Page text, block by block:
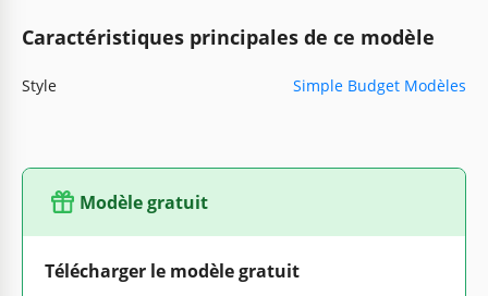
Caractéristiques principales de ce modèle
Style Simple Budget Modèles
Modèle gratuit
Télécharger le modèle gratuit